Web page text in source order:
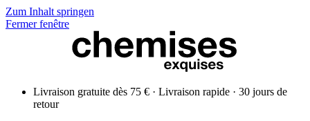
Zum Inhalt springen
Fermer fenêtre
Livraison gratuite dès 75 € · Livraison rapide · 30 jours de
retour